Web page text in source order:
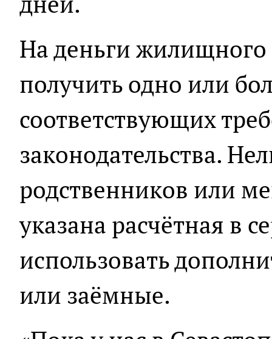
На деньги
получить одно или
соответствующих
законодательства.
родственников или
указана расчётная в
использовать
или заёмные.